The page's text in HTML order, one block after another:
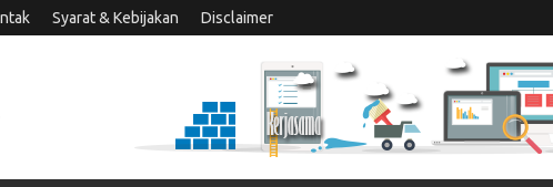
Syarat & Kebijakan Disclaimer